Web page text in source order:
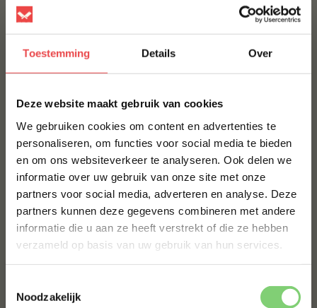
Toestemming Details Over
Deze website maakt gebruik van cookies
We gebruiken cookies om content en advertenties te
personaliseren, om functies voor social media te bieden
en om ons websiteverkeer te analyseren. Ook delen we
informatie over uw gebruik van onze site met onze
partners voor social media, adverteren en analyse. Deze
partners kunnen deze gegevens combineren met andere
informatie die u aan ze heeft verstrekt of die ze hebben
verzameld op basis van uw gebruik van hun services.
Noodzakelijk
€ 65,-
JALAPEÑO CHEDDAR WORST HOME MADE
€ 8,99
ANGUS BEEF HAMMER
€ 76,50 € 45,90
10% korting op je
eerste bestelling*
Schrijf je in voor onze nieuwsbrief en ontvang direct
10% korting op jouw eerste bestelling.
ACHTERNAAM